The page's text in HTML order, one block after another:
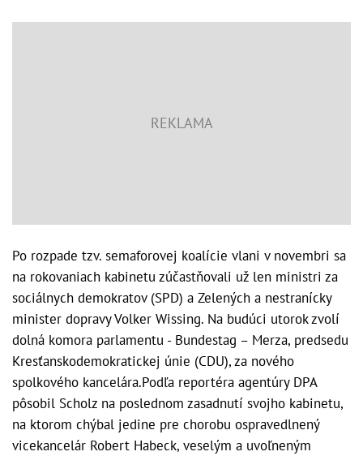
Po rozpade tzv. semaforovej koalície vlani v novembri sa
na rokovaniach kabinetu zúčastňovali už len ministri za
sociálnych demokratov (SPD) a Zelených a nestranícky
minister dopravy Volker Wissing. Na budúci utorok zvolí
dolná komora parlamentu - Bundestag – Merza, predsedu
Kresťanskodemokratickej únie (CDU), za nového
spolkového kancelára.Podľa reportéra agentúry DPA
pôsobil Scholz na poslednom zasadnutí svojho kabinetu,
na ktorom chýbal jedine pre chorobu ospravedlnený
vicekancelár Robert Habeck, veselým a uvoľneným